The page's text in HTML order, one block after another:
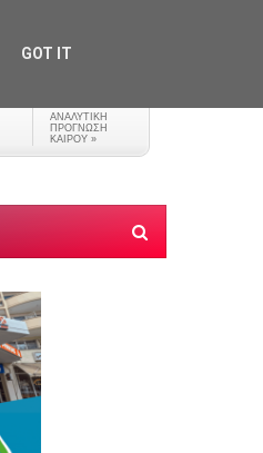
GOT IT